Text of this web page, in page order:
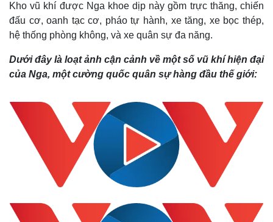
Biển đảo
Kho vũ khí được Nga khoe dịp này gồm trực thăng, chiến
đấu cơ, oanh tạc cơ, pháo tự hành, xe tăng, xe bọc thép,
hệ thống phòng không, và xe quân sự đa năng.
Dưới đây là loạt ảnh cận cảnh về một số vũ khí hiện đại
của Nga, một cường quốc quân sự hàng đầu thế giới: